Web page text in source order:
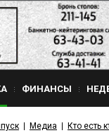
ФИНАНСЫ
Медиа Кто есть